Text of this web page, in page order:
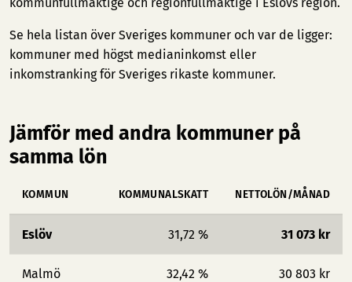
Se hela listan över Sveriges kommuner och var de ligger:
kommuner med högst medianinkomst eller
inkomstranking för Sveriges rikaste kommuner.
Jämför med andra kommuner på
samma lön
KOMMUN KOMMUNALSKATT NETTOLÖN/MÅNAD
Eslöv 31,72 % 31 073 kr
Malmö 32,42 % 30 803 kr